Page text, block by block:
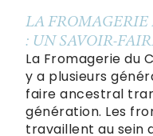
LA
: UN SAVOIR-
La Fromagerie du
y a plusieurs
faire ancestral
génération. Les
travaillent au sein